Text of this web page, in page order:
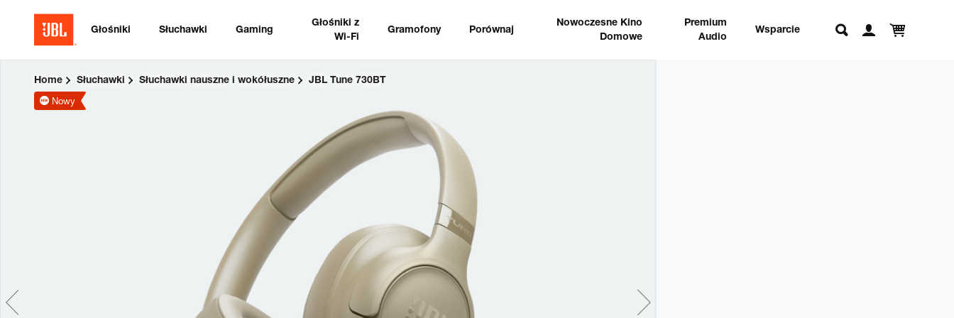
Głośniki Słuchawki Gaming
Głośniki z
Wi-Fi
Gramofony Porównaj
Nowoczesne Kino
Domowe
Premium
Audio
Wsparcie
Home Słuchawki Słuchawki nauszne i wokółuszne JBL Tune 730BT
Nowy